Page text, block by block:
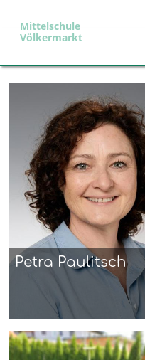
Mittelschule
Völkermarkt
Lehrkräfte
Petra Paulitsch